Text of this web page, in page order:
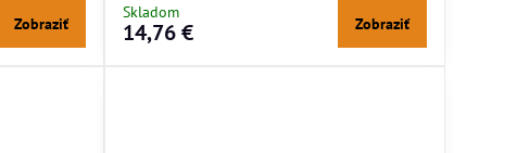
Zobraziť
Skladom
14,76 € Zobraziť